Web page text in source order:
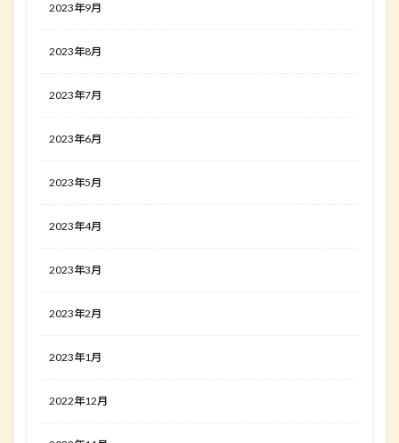
2023年9月
2023年8月
2023年7月
2023年6月
2023年5月
2023年4月
2023年3月
2023年2月
2023年1月
2022年12月